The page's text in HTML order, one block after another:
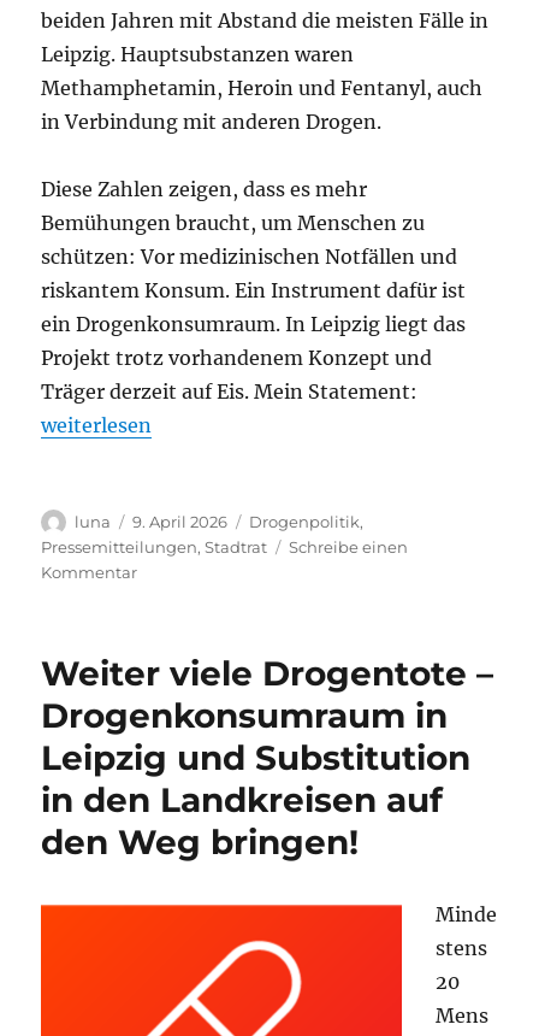
beiden Jahren mit Abstand die meisten Fälle in
Leipzig. Hauptsubstanzen waren
Methamphetamin, Heroin und Fentanyl, auch
in Verbindung mit anderen Drogen.
Diese Zahlen zeigen, dass es mehr
Bemühungen braucht, um Menschen zu
schützen: Vor medizinischen Notfällen und
riskantem Konsum. Ein Instrument dafür ist
ein Drogenkonsumraum. In Leipzig liegt das
Projekt trotz vorhandenem Konzept und
Träger derzeit auf Eis. Mein Statement:
„Drogenkonsumraum muss kommen: Risiken
weiterlesen
Autor
luna
Veröffentlicht
am
9. April 2026 Kategorien
Drogenpolitik,
Pressemitteilungen,Stadtrat
Schreibe einen
Kommentarzu
Risiken
und
Hilfesysteme
stärken!
Weiter viele Drogentote –
Drogenkonsumraum in
Leipzig und Substitution
in den Landkreisen auf
den Weg bringen!
Minde
stens
20
Mens